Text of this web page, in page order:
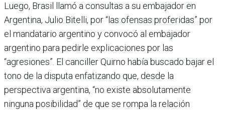
Luego, Brasil llamó a consultas a su embajador en
Argentina, Julio Bitelli, por “las ofensas proferidas” por
el mandatario argentino y convocó al embajador
argentino para pedirle explicaciones por las
“agresiones”. El canciller Quirno había buscado bajar el
tono de la disputa enfatizando que, desde la
perspectiva argentina, “no existe absolutamente
ninguna posibilidad” de que se rompa la relación